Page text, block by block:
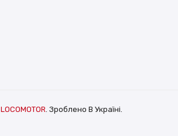
LOCOMOTOR. Зроблено В Україні.